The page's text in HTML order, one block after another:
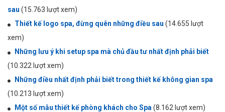
sau (15.763 lượt xem)
Thiết kế logo spa, đừng quên những điều sau (14.655 lượt
xem)
Những lưu ý khi setup spa mà chủ đầu tư nhất định phải biết
(10.322 lượt xem)
Những điều nhất định phải biết trong thiết kế không gian spa
(10.213 lượt xem)
Một số mẫu thiết kế phòng khách cho Spa (8.162 lượt xem)